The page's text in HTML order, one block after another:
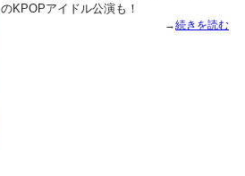
のKPOPアイドル公演も！
→続きを読む